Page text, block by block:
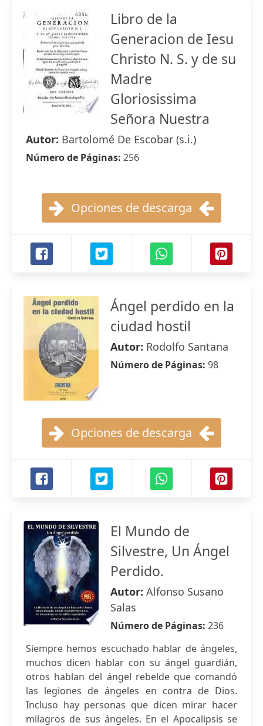
Libro de la
Generacion de Iesu
Christo N. S. y de su
Madre
Gloriosissima
Señora Nuestra
Autor: Bartolomé De Escobar (s.i.)
Número de Páginas: 256
Opciones de descarga
Ángel perdido en la
ciudad hostil
Autor: Rodolfo Santana
Número de Páginas: 98
Opciones de descarga
El Mundo de
Silvestre, Un Ángel
Perdido.
Autor: Alfonso Susano
Salas
Número de Páginas: 236
Siempre hemos escuchado hablar de ángeles,
muchos dicen hablar con su ángel guardián,
otros hablan del ángel rebelde que comandó
las legiones de ángeles en contra de Dios.
Incluso hay personas que dicen mirar hacer
milagros de sus ángeles. En el Apocalipsis se